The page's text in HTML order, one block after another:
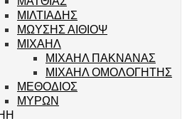
ΜΙΛΤΙΑΔΗΣ
ΜΩΥΣΗΣ ΑΙΘΙΟΨ
ΜΙΧΑΗΛ
ΜΙΧΑΗΛ ΠΑΚΝΑΝΑΣ
ΜΙΧΑΗΛ ΟΜΟΛΟΓΗΤΗΣ
ΜΕΘΟΔΙΟΣ
ΜΥΡΩΝ